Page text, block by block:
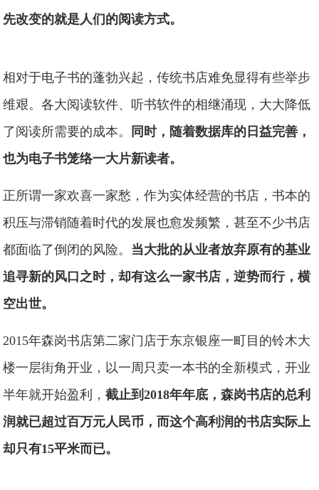
先改变的就是人们的阅读方式。
相对于电子书的蓬勃兴起，传统书店难免显得有些举步
维艰。各大阅读软件、听书软件的相继涌现，大大降低
了阅读所需要的成本。
同时，随着数据库的日益完善，
也为电子书笼络一大片新读者。
正所谓一家欢喜一家愁，作为实体经营的书店，书本的
积压与滞销随着时代的发展也愈发频繁，甚至不少书店
都面临了倒闭的风险。 当大批的从业者放弃原有的基业
追寻新的风口之时，却有这么一家书店，逆势而行，横
空出世。
2015年森岗书店第二家门店于东京银座一町目的铃木大
楼一层街角开业，以一周只卖一本书的全新模式，开业
半年就开始盈利，截止到2018年年底，森岗书店的总利
润就已超过百万元人民币，而这个高利润的书店实际上
却只有15平米而已。